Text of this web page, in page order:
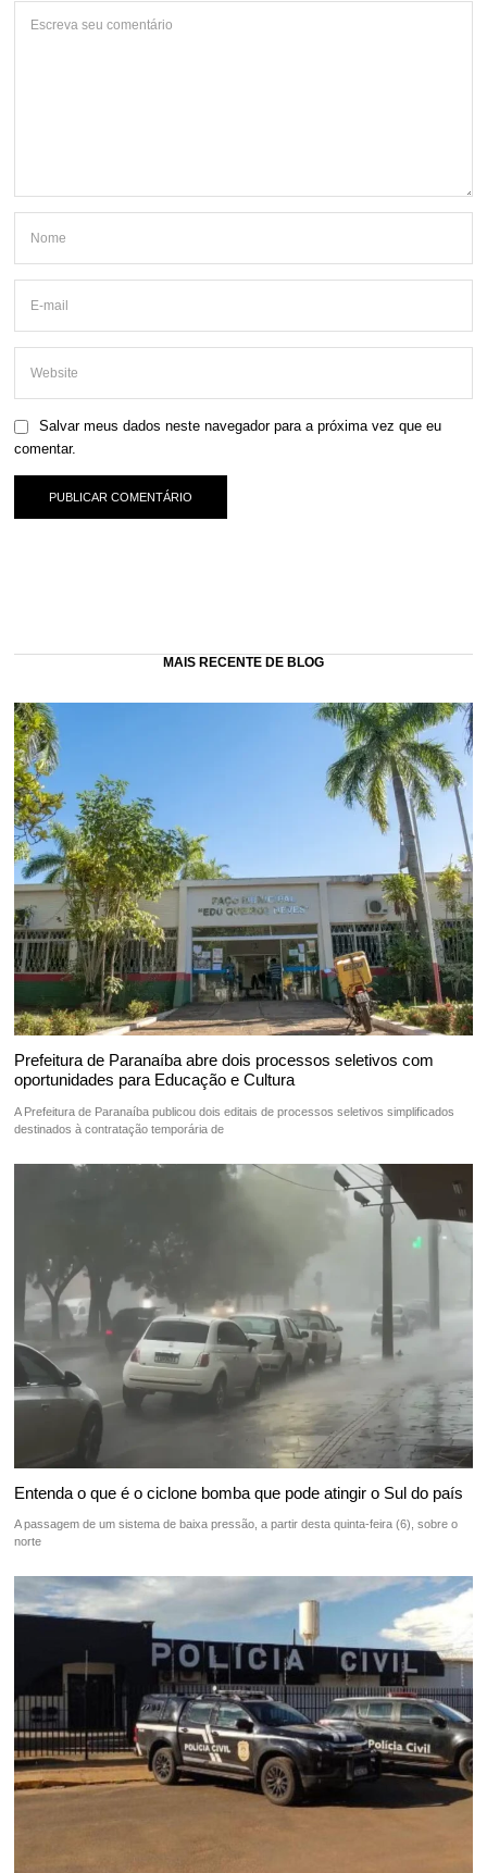
Salvar meus dados neste navegador para a próxima vez que eu
comentar.
MAIS RECENTE DE BLOG
Prefeitura de Paranaíba abre dois processos seletivos com
oportunidades para Educação e Cultura
A Prefeitura de Paranaíba publicou dois editais de processos seletivos simplificados
destinados à contratação temporária de
Entenda o que é o ciclone bomba que pode atingir o Sul do país
A passagem de um sistema de baixa pressão, a partir desta quinta-feira (6), sobre o
norte